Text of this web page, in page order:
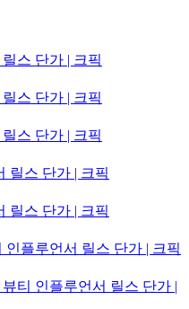
스 단가 | 크픽
스 단가 | 크픽
스 단가 | 크픽
릴스 단가 | 크픽
릴스 단가 | 크픽
플루언서 릴스 단가 | 크픽
티 인플루언서 릴스 단가 |